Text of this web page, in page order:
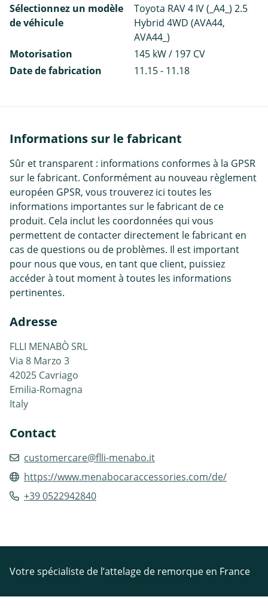
Sélectionnez un modèle
de véhicule
Toyota RAV 4 IV (_A4_) 2.5
Hybrid 4WD (AVA44,
AVA44_)
Motorisation
145 kW / 197 CV
Date de fabrication
11.15 - 11.18
Informations sur le fabricant
Sûr et transparent : informations conformes à la GPSR
sur le fabricant. Conformément au nouveau règlement
européen GPSR, vous trouverez ici toutes les
informations importantes sur le fabricant de ce
produit. Cela inclut les coordonnées qui vous
permettent de contacter directement le fabricant en
cas de questions ou de problèmes. Il est important
pour nous que vous, en tant que client, puissiez
accéder à tout moment à toutes les informations
pertinentes.
Adresse
FLLI MENABÒ SRL
Via 8 Marzo 3
42025 Cavriago
Emilia-Romagna
Italy
Contact
customercare@flli-menabo.it
https://www.menabocaraccessories.com/de/
+39 0522942840
Votre spécialiste de l’attelage de remorque en France